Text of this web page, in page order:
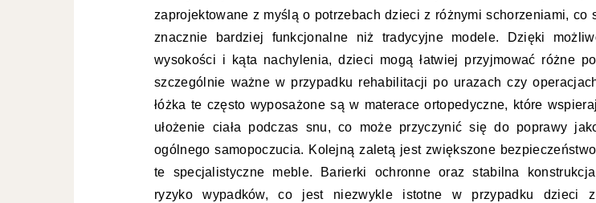
zaprojektowane z myślą o potrzebach dzieci z różnymi schorzeniami, co
znacznie bardziej funkcjonalne niż tradycyjne modele. Dzięki
wysokości i kąta nachylenia, dzieci mogą łatwiej przyjmować różne
szczególnie ważne w przypadku rehabilitacji po urazach czy
łóżka te często wyposażone są w materace ortopedyczne, które
ułożenie ciała podczas snu, co może przyczynić się do poprawy
ogólnego samopoczucia. Kolejną zaletą jest zwiększone
te specjalistyczne meble. Barierki ochronne oraz stabilna
ryzyko wypadków, co jest niezwykle istotne w przypadku dzieci z